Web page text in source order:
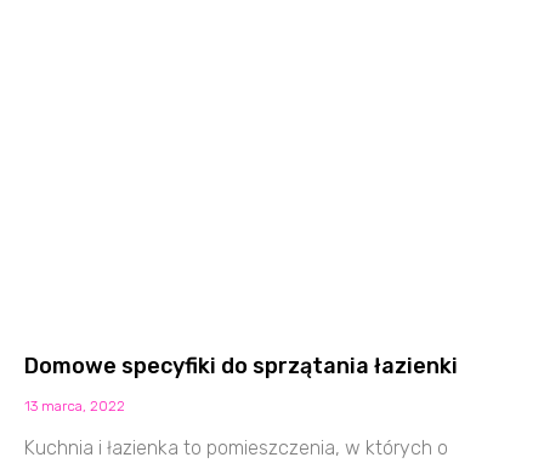
Domowe specyfiki do sprzątania łazienki
13 marca, 2022
Kuchnia i łazienka to pomieszczenia, w których o